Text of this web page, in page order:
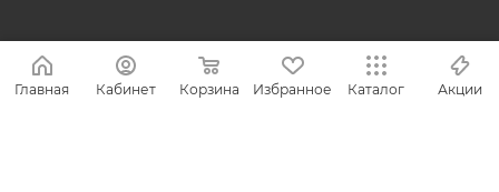
Главная Кабинет Корзина Избранное Каталог Акции